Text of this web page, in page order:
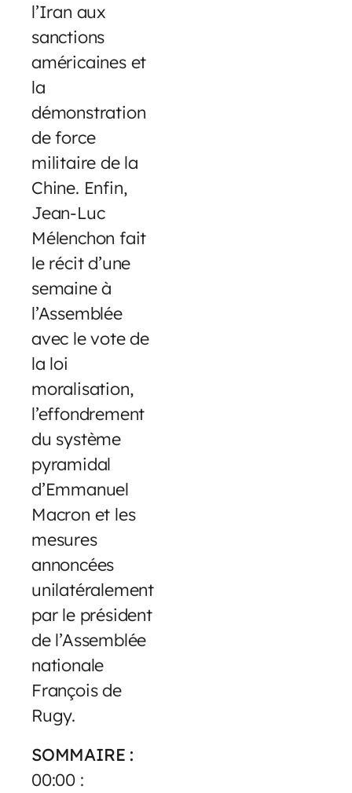
l’Iran aux
sanctions
américaines et
la
démonstration
de force
militaire de la
Chine. Enfin,
Jean-Luc
Mélenchon fait
le récit d’une
semaine à
l’Assemblée
avec le vote de
la loi
moralisation,
l’effondrement
du système
pyramidal
d’Emmanuel
Macron et les
mesures
annoncées
unilatéralement
par le président
de l’Assemblée
nationale
François de
Rugy.
SOMMAIRE :
00:00 :